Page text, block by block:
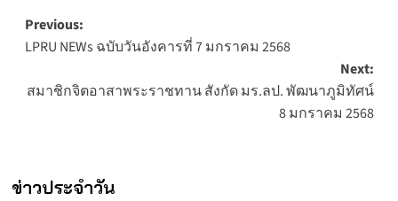
Post
navigation
Previous:
LPRU NEWs ฉบับวันอังคารที่ 7 มกราคม 2568
Next:
สมาชิกจิตอาสาพระราชทาน สังกัด มร.ลป. พัฒนาภูมิทัศน์
8 มกราคม 2568
ข่าวประจำวัน